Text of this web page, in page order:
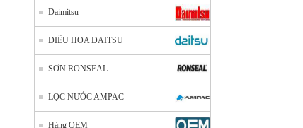
Daimitsu
ĐIÊU HOA DAITSU
SƠN RONSEAL
LỌC NƯỚC AMPAC
Hàng OEM